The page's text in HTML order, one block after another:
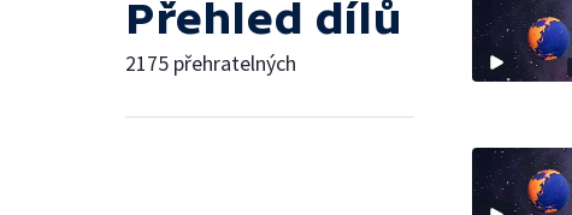
Přehled dílů
2175 přehratelných